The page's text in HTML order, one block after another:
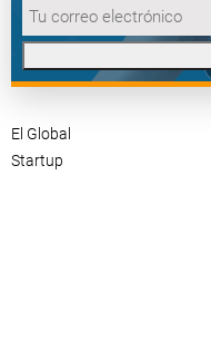
El Global
Startup